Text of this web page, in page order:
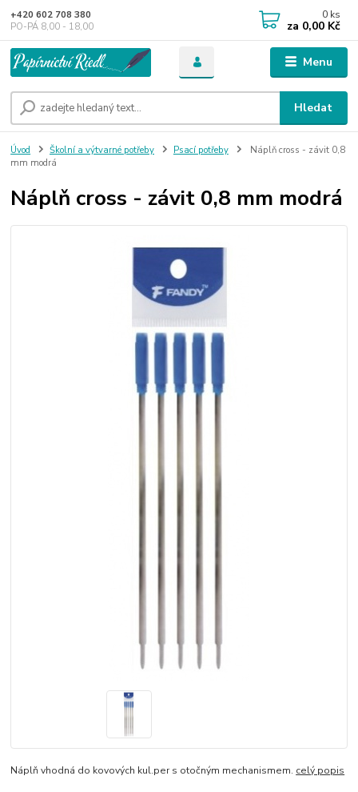
Menu
Hledat
+420 602 708 380
PO-PÁ 8,00 - 18,00
0 ks
za 0,00 Kč
Úvod Školní a výtvarné potřeby Psací potřeby
Náplň cross - závit 0,8
mm modrá
Náplň cross - závit 0,8 mm modrá
Náplň vhodná do kovových kul.per s otočným mechanismem. celý popis